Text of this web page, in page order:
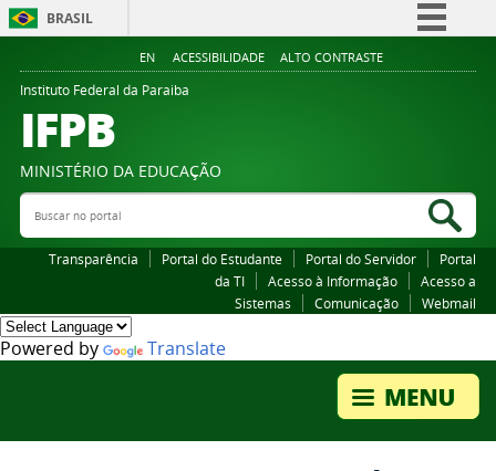
BRASIL
Simplifique!
Legislação
EN ACESSIBILIDADE ALTO CONTRASTE
Instituto Federal da Paraiba
IFPB
MINISTÉRIO DA EDUCAÇÃO
Buscar no portal
Transparência Portal do Estudante Portal do Servidor
Portal
da TI
Acesso à Informação
Acesso a
Sistemas
Comunicação Webmail
Powered by Translate